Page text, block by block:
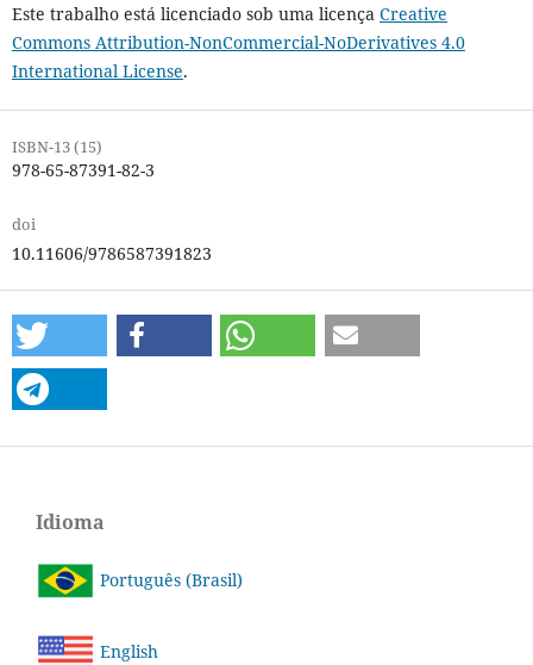
Este trabalho está licenciado sob uma licença Creative
Commons Attribution-NonCommercial-NoDerivatives 4.0
International License.
ISBN-13 (15)
978-65-87391-82-3
doi
10.11606/9786587391823
Idioma
Português (Brasil)
English